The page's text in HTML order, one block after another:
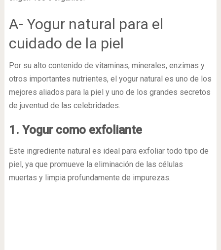
A- Yogur natural para el
cuidado de la piel
Por su alto contenido de vitaminas, minerales, enzimas y
otros importantes nutrientes, el yogur natural es uno de los
mejores aliados para la piel y uno de los grandes secretos
de juventud de las celebridades.
1. Yogur como exfoliante
Este ingrediente natural es ideal para exfoliar todo tipo de
piel, ya que promueve la eliminación de las células
muertas y limpia profundamente de impurezas.